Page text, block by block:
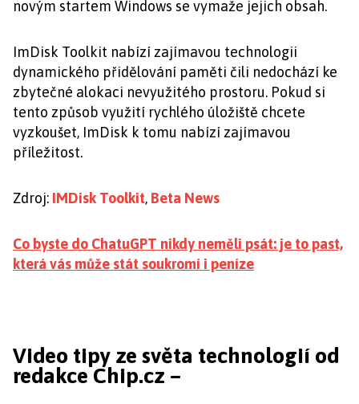
novým startem Windows se vymaže jejich obsah.
ImDisk Toolkit nabízí zajímavou technologii
dynamického přidělování paměti čili nedochází ke
zbytečné alokaci nevyužitého prostoru. Pokud si
tento způsob využití rychlého úložiště chcete
vyzkoušet, ImDisk k tomu nabízí zajímavou
příležitost.
Zdroj: IMDisk Toolkit, Beta News
Co byste do ChatuGPT nikdy neměli psát: je to past,
která vás může stát soukromí i peníze
Video tipy ze světa technologií od
redakce Chip.cz –